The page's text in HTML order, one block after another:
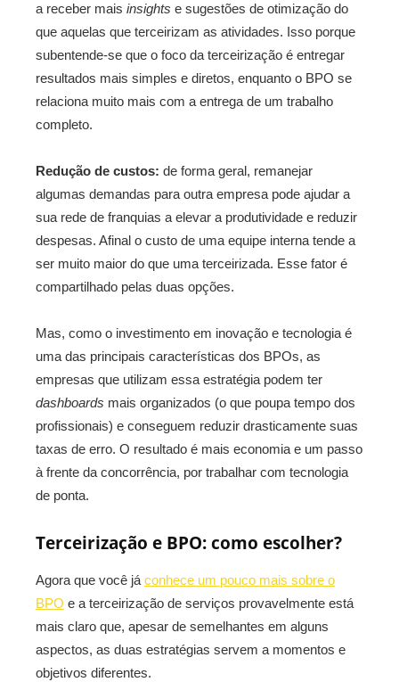
a receber mais insights e sugestões de otimização do
que aquelas que terceirizam as atividades. Isso porque
subentende-se que o foco da terceirização é entregar
resultados mais simples e diretos, enquanto o BPO se
relaciona muito mais com a entrega de um trabalho
completo.
Redução de custos: de forma geral, remanejar
algumas demandas para outra empresa pode ajudar a
sua rede de franquias a elevar a produtividade e reduzir
despesas. Afinal o custo de uma equipe interna tende a
ser muito maior do que uma terceirizada. Esse fator é
compartilhado pelas duas opções.
Mas, como o investimento em inovação e tecnologia é
uma das principais características dos BPOs, as
empresas que utilizam essa estratégia podem ter
dashboards mais organizados (o que poupa tempo dos
profissionais) e conseguem reduzir drasticamente suas
taxas de erro. O resultado é mais economia e um passo
à frente da concorrência, por trabalhar com tecnologia
de ponta.
Terceirização e BPO: como escolher?
Agora que você já conhece um pouco mais sobre o
BPO e a terceirização de serviços provavelmente está
mais claro que, apesar de semelhantes em alguns
aspectos, as duas estratégias servem a momentos e
objetivos diferentes.